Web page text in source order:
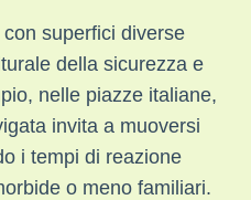
con superfici diverse
della sicurezza e
nelle piazze italiane,
invita a muoversi
i tempi di reazione
o meno familiari.